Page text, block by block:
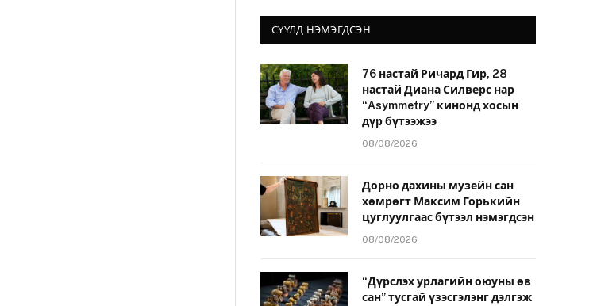
СҮҮЛД НЭМЭГДСЭН
76 настай Ричард Гир, 28
настай Диана Силверс нар
“Asymmetry” кинонд хосын
дүр бүтээжээ
08/08/2026
Дорно дахины музейн сан
хөмрөгт Максим Горькийн
цуглуулгаас бүтээл нэмэгдсэн
08/08/2026
“Дүрслэх урлагийн оюуны өв
сан” тусгай үзэсгэлэнг дэлгэж